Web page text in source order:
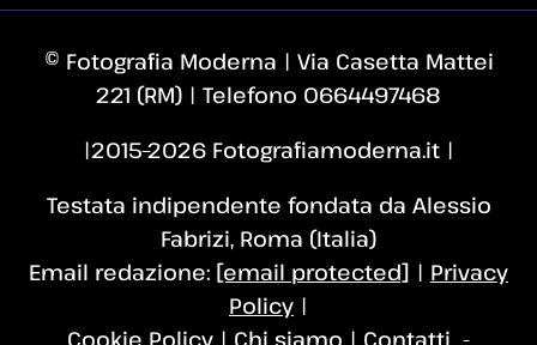
© Fotografia Moderna | Via Casetta Mattei
221 (RM) | Telefono 0664497468
|2015–2026 Fotografiamoderna.it |
Testata indipendente fondata da Alessio
Fabrizi, Roma (Italia)
Email redazione: [email protected] | Privacy
Policy |